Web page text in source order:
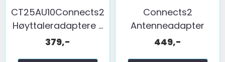
CT25AU10Connects2
Høyttaleradaptere ...
379,-
Connects2
Antenneadapter
(FM) 2 x fakra ...
449,-